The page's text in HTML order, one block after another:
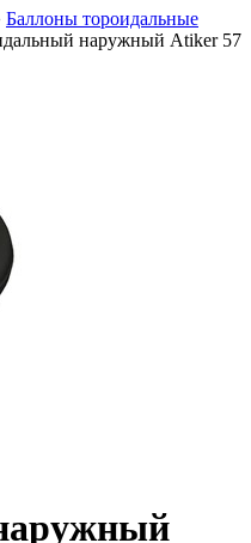
Баллоны тороидальные
наружный Atiker 57